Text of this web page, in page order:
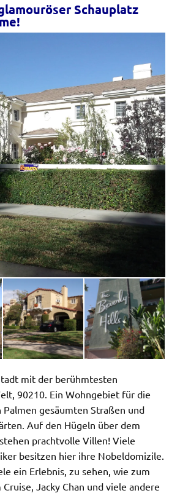
Schauplatz
mit der berühmtesten
90210. Ein Wohngebiet für die
gesäumten Straßen und
Auf den Hügeln über dem
prachtvolle Villen! Viele
besitzen hier ihre Nobeldomizile.
ein Erlebnis, zu sehen, wie zum
Cruise, Jacky Chan und viele andere